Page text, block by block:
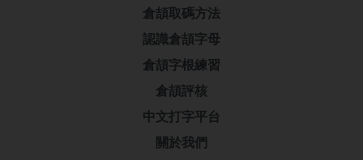
倉頡取碼方法
認識倉頡字母
倉頡字根練習
倉頡評核
中文打字平台
關於我們